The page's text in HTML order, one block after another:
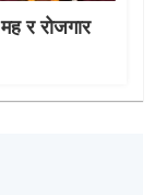
र रोजगार